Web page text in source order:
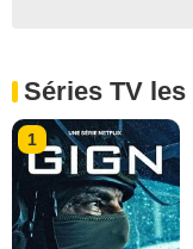
Séries TV
1